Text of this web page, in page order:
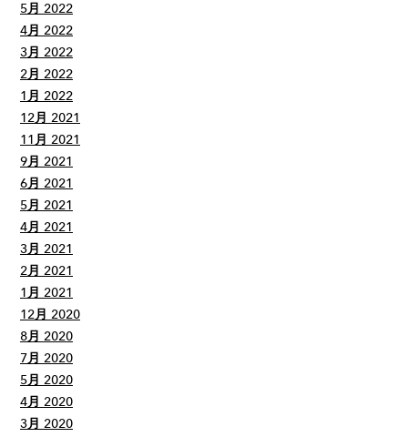
5月 2022
4月 2022
3月 2022
2月 2022
1月 2022
12月 2021
11月 2021
9月 2021
6月 2021
5月 2021
4月 2021
3月 2021
2月 2021
1月 2021
12月 2020
8月 2020
7月 2020
5月 2020
4月 2020
3月 2020